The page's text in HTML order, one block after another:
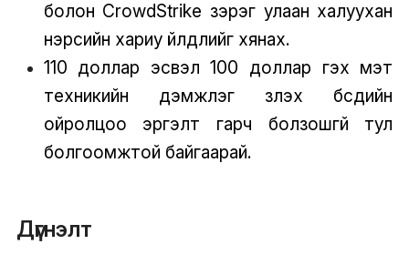
болон CrowdStrike зэрэг улаан халуухан
нэрсийн хариу үйлдлийг хянах.
110 доллар эсвэл 100 доллар гэх мэт
техникийн дэмжлэг үзүүлэх бүсүүдийн
ойролцоо эргэлт гарч болзошгүй тул
болгоомжтой байгаарай.
Дүгнэлт